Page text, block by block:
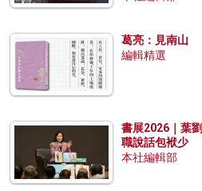
葛亮：見南山
編輯精選
書展2026｜葉
職說話包袱少
本社編輯部